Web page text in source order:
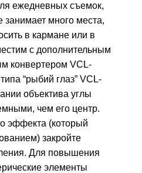
ежедневных съемок,
занимает много места,
в кармане или в
с дополнительным
конвертером VCL-
“рыбий глаз” VCL-
объектива углы
чем его центр.
эффекта (который
закройте
Для повышения
элементы